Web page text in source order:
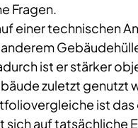
Fragen.
einer technischen
ist er stärker
zuletzt genutzt
ist
sich auf tatsächliche